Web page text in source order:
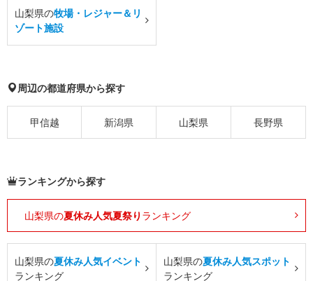
山梨県の牧場・レジャー＆リ
ゾート施設
周辺の都道府県から探す
甲信越 新潟県 山梨県 長野県
ランキングから探す
山梨県の夏休み人気夏祭り ランキング
山梨県の夏休み人気イベント
ランキング
山梨県の夏休み人気スポット
ランキング